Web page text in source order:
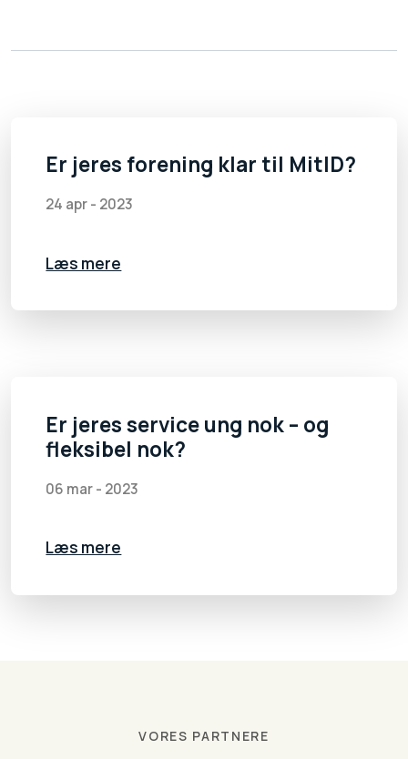
Er jeres forening klar til MitID?
24 apr - 2023
Læs mere
Er jeres service ung nok – og
fleksibel nok?
06 mar - 2023
Læs mere
VORES PARTNERE